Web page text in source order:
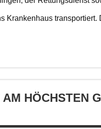
Krankenhaus transportiert.
HÖCHSTEN